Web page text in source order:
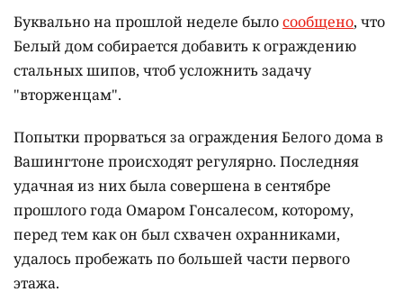
Буквально на прошлой неделе былосообщено, что
Белый дом собирается добавить к ограждению
стальных шипов, чтоб усложнить задачу
"вторженцам".
Попытки прорваться за ограждения Белого дома в
Вашингтоне происходят регулярно. Последняя
удачная из них была совершена в сентябре
прошлого года Омаром Гонсалесом, которому,
перед тем как он был схвачен охранниками,
удалось пробежать по большей части первого
этажа.